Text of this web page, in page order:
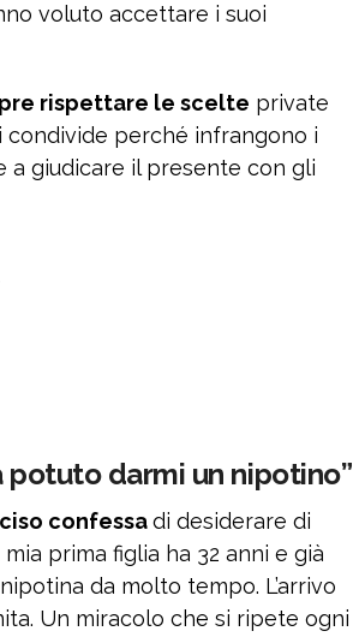
voluto accettare i suoi
rispettare le scelte private
perché infrangono i
a giudicare il presente con gli
potuto darmi un nipotino”
confessadi desiderare di
prima figlia ha 32 anni e già
da molto tempo. L’arrivo
Un miracolo che si ripete ogni